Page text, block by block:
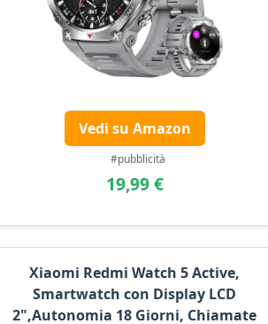
Vedi su Amazon
#pubblicità
19,99 €
Xiaomi Redmi Watch 5 Active,
Smartwatch con Display LCD
2",Autonomia 18 Giorni, Chiamate